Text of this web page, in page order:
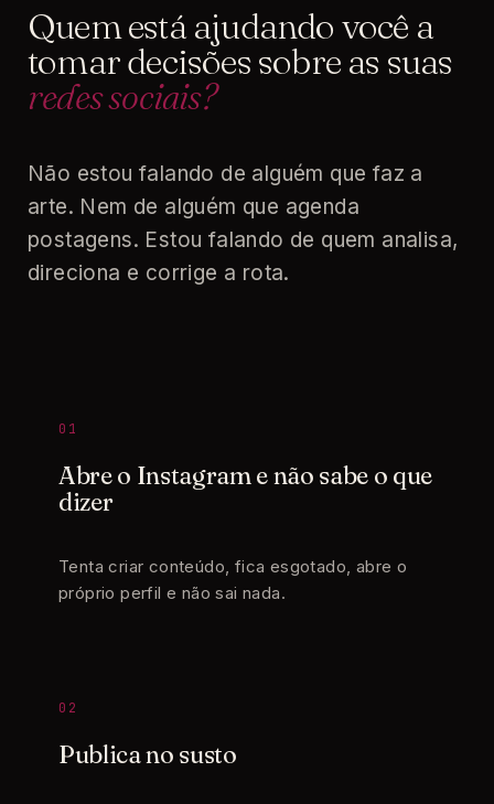
Quem está ajudando você a
tomar decisões sobre as suas
redes sociais?
Não estou falando de alguém que faz a
arte. Nem de alguém que agenda
postagens. Estou falando de quem analisa,
direciona e corrige a rota.
01
Abre o Instagram e não sabe o que
dizer
Tenta criar conteúdo, fica esgotado, abre o
próprio perfil e não sai nada.
02
Publica no susto